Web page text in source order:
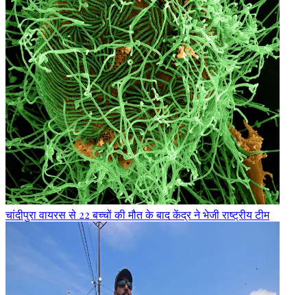
चांदीपुरा वायरस से 22 बच्चों की मौत के बाद केंद्र ने भेजी राष्ट्रीय टीम